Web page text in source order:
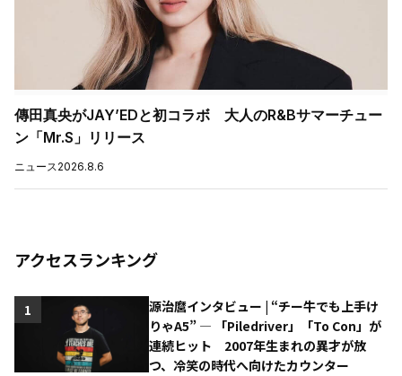
傳田真央がJAY’EDと初コラボ 大人のR&Bサマーチュー
ン「Mr.S」リリース
ニュース2026.8.6
アクセスランキング
源治麿インタビュー | “チー牛でも上手け
りゃA5” ― 「Piledriver」「To Con」が
連続ヒット 2007年生まれの異才が放
つ、冷笑の時代へ向けたカウンター
1